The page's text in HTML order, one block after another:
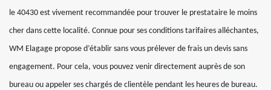
le 40430 est vivement recommandée pour trouver le prestataire le moins
cher dans cette localité. Connue pour ses conditions tarifaires alléchantes,
WM Elagage propose d’établir sans vous prélever de frais un devis sans
engagement. Pour cela, vous pouvez venir directement auprès de son
bureau ou appeler ses chargés de clientèle pendant les heures de bureau.